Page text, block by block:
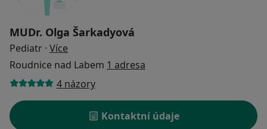
MUDr. Olga Šarkadyová
Pediatr · Více
Roudnice nad Labem 1 adresa
4 názory
Kontaktní údaje